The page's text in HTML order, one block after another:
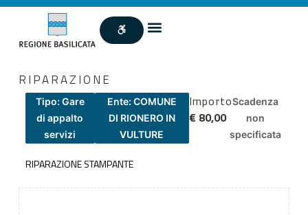
RIPARAZIONE
Tipo: Gare
di appalto
servizi
Ente: COMUNE
DI RIONERO IN
VULTURE
Importo
€ 80,00
Scadenza
non
specificata
RIPARAZIONE STAMPANTE